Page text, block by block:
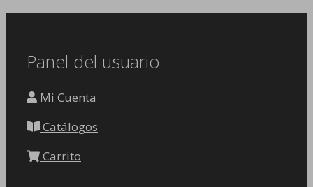
Panel del usuario
Mi Cuenta
Catálogos
Carrito